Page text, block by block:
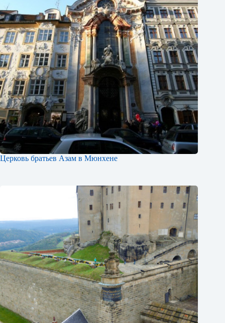
Церковь братьев Азам в Мюнхене